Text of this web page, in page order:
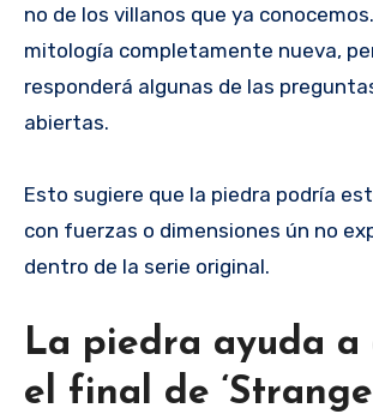
no de los villanos que ya
mitología completamente nueva,
responderá algunas de las
abiertas.
Esto sugiere que la piedra podría
con fuerzas o dimensiones ún no
dentro de la serie original.
La piedra ayuda a
el final de